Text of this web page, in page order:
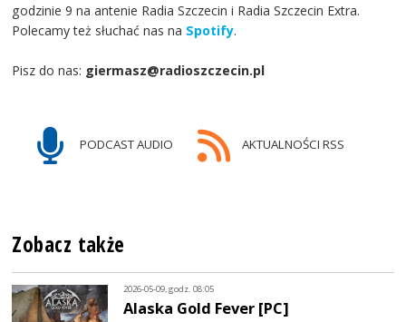
godzinie 9 na antenie Radia Szczecin i Radia Szczecin Extra.
Polecamy też słuchać nas na Spotify.
Pisz do nas: giermasz@radioszczecin.pl
PODCAST AUDIO AKTUALNOŚCI RSS
Zobacz także
2026-05-09, godz. 08:05
Alaska Gold Fever [PC]